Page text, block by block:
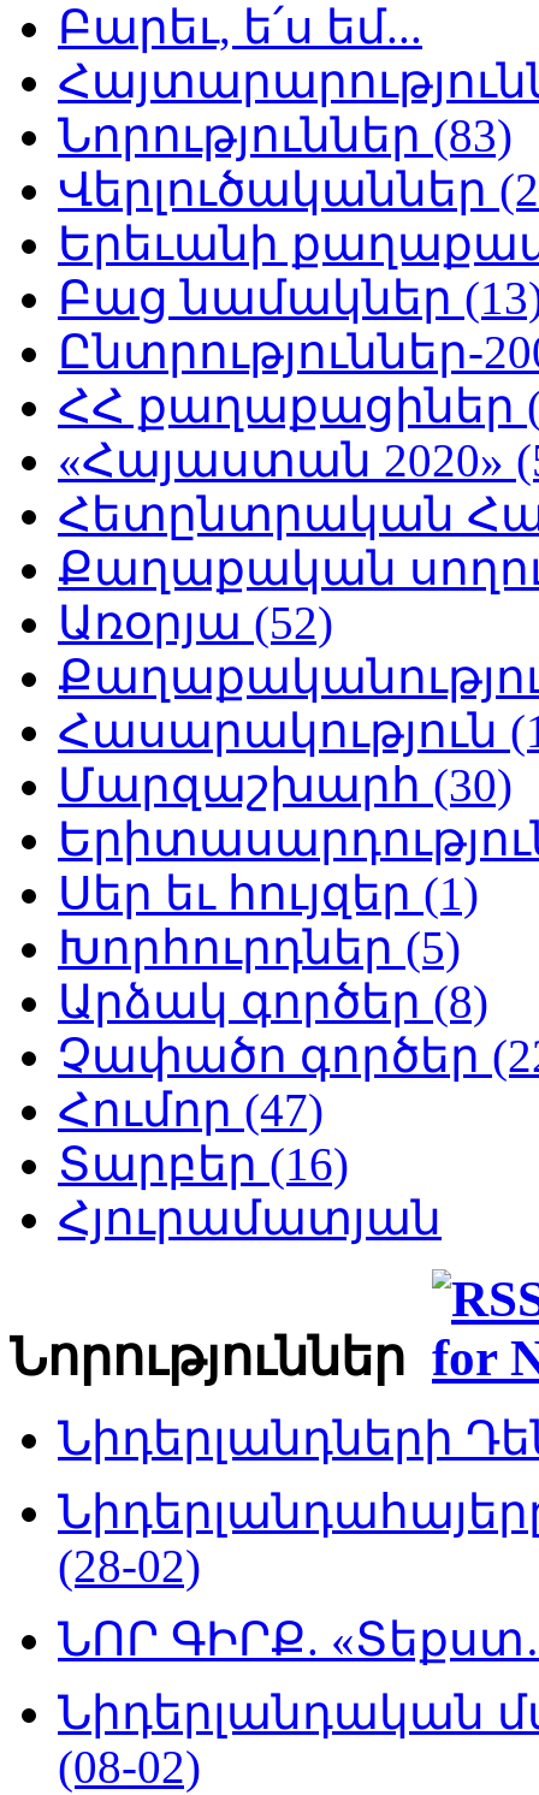
Բարեւ, ե՛ս եմ...
Նորություններ (83)
Վերլուծականներ
Երեւանի
Բաց նամակներ
Ընտրություններ-
ՀՀ քաղաքացիներ
«Հայաստան 2020»
Հետընտրական
Քաղաքական
Առօրյա (52)
Հասարակություն
Մարզաշխարհ (30)
Սեր եւ հույզեր (1)
Խորհուրդներ (5)
Արձակ գործեր (8)
Չափածո գործեր
Հումոր (47)
Տարբեր (16)
Հյուրամատյան
Նորություններ
Նիդերլանդների
(28-02)
ՆՈՐ ԳԻՐՔ.
Նիդերլանդական
(08-02)